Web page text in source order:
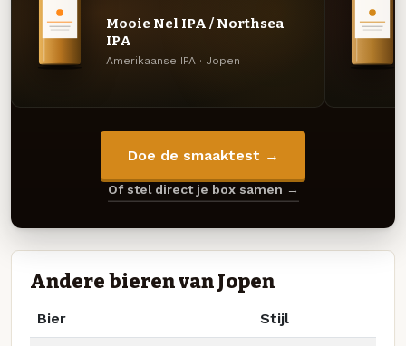
Mooie Nel IPA / Northsea
IPA
Amerikaanse IPA · Jopen
Doe de smaaktest →
Of stel direct je box samen →
Andere bieren van Jopen
Bier Stijl